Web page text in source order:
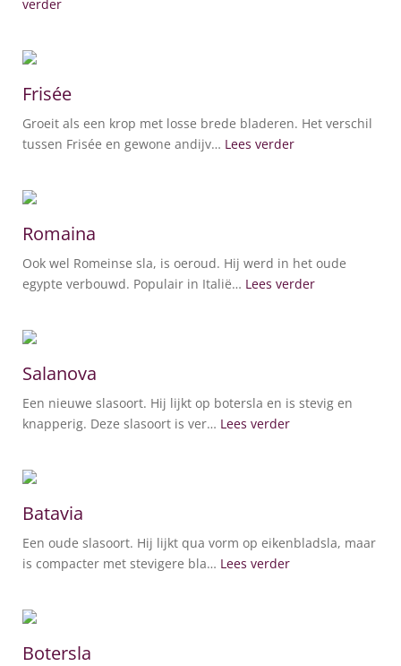
verder
Frisée
Groeit als een krop met losse brede bladeren. Het verschil
tussen Frisée en gewone andijv… Lees verder
Romaina
Ook wel Romeinse sla, is oeroud. Hij werd in het oude
egypte verbouwd. Populair in Italië… Lees verder
Salanova
Een nieuwe slasoort. Hij lijkt op botersla en is stevig en
knapperig. Deze slasoort is ver… Lees verder
Batavia
Een oude slasoort. Hij lijkt qua vorm op eikenbladsla, maar
is compacter met stevigere bla… Lees verder
Botersla